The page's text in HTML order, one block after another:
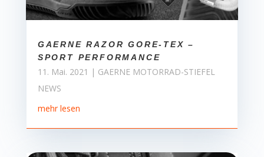
GAERNE RAZOR GORE-TEX –
SPORT PERFORMANCE
11. Mai. 2021 | GAERNE MOTORRAD-STIEFEL
NEWS
mehr lesen